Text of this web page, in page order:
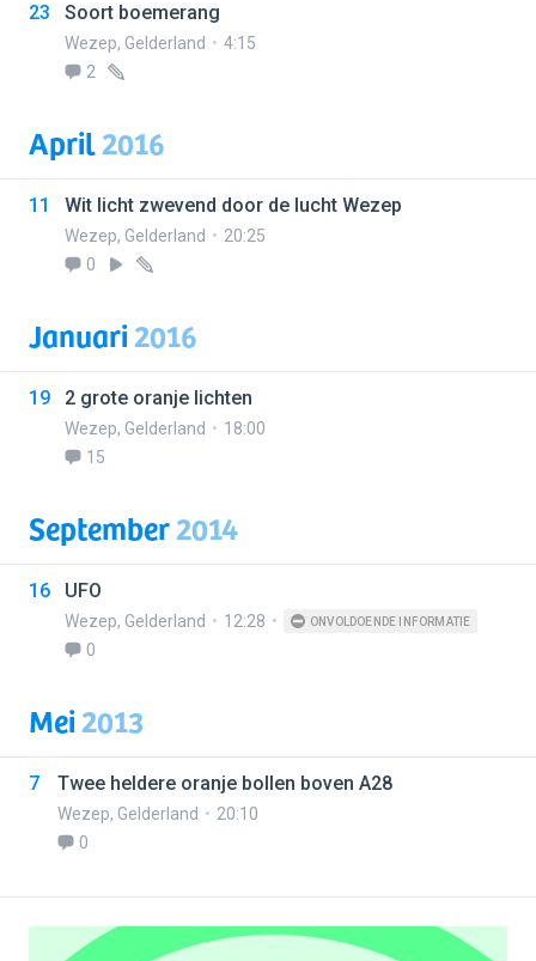
23 Soort boemerang
Wezep, Gelderland
4:15
2
April2016
11 Wit licht zwevend door de lucht Wezep
Wezep, Gelderland
20:25
0
Januari2016
19 2 grote oranje lichten
Wezep, Gelderland
18:00
15
September2014
16 UFO
Wezep, Gelderland 12:28 ONVOLDOENDE INFORMATIE
0
Mei2013
7 Twee heldere oranje bollen boven A28
Wezep, Gelderland
20:10
0